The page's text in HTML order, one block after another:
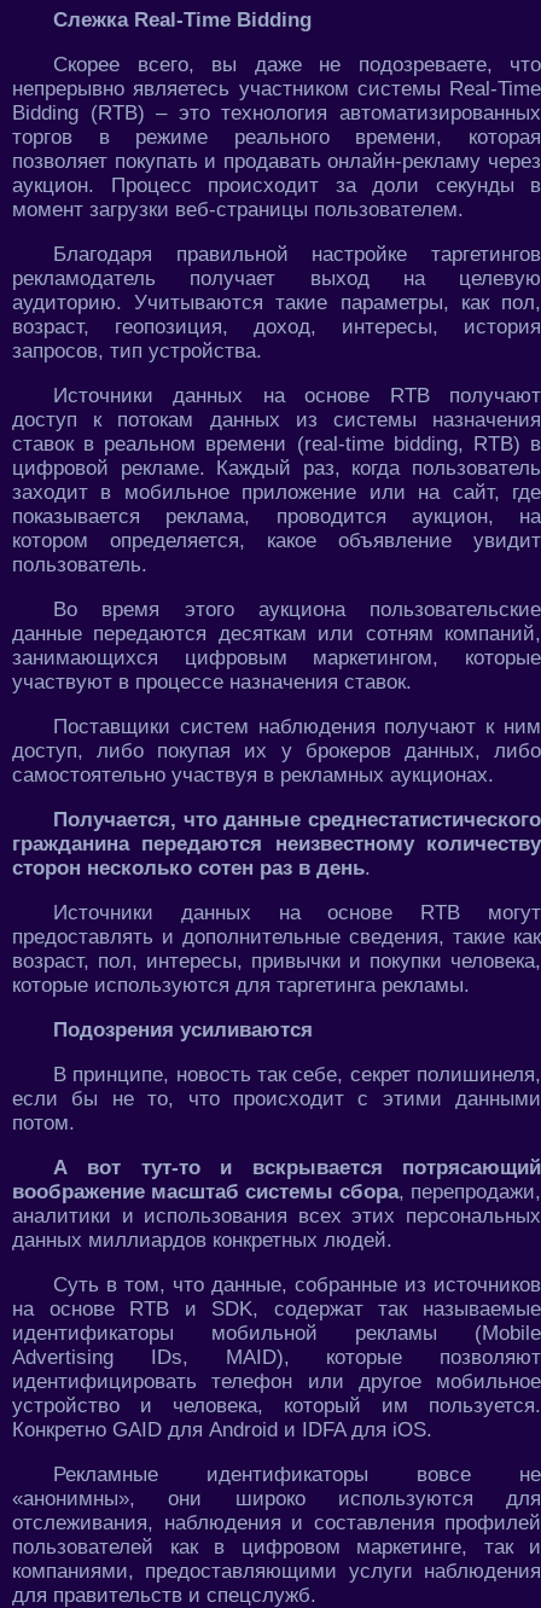
Слежка Real-Time Bidding
Скорее всего, вы даже не подозреваете, что
непрерывно являетесь участником системы Real-Time
Bidding (RTB) – это технология автоматизированных
торгов в режиме реального времени, которая
позволяет покупать и продавать онлайн-рекламу через
аукцион. Процесс происходит за доли секунды в
момент загрузки веб-страницы пользователем.
Благодаря правильной настройке таргетингов
рекламодатель получает выход на целевую
аудиторию. Учитываются такие параметры, как пол,
возраст, геопозиция, доход, интересы, история
запросов, тип устройства.
Источники данных на основе RTB получают
доступ к потокам данных из системы назначения
ставок в реальном времени (real-time bidding, RTB) в
цифровой рекламе. Каждый раз, когда пользователь
заходит в мобильное приложение или на сайт, где
показывается реклама, проводится аукцион, на
котором определяется, какое объявление увидит
пользователь.
Во время этого аукциона пользовательские
данные передаются десяткам или сотням компаний,
занимающихся цифровым маркетингом, которые
участвуют в процессе назначения ставок.
Поставщики систем наблюдения получают к ним
доступ, либо покупая их у брокеров данных, либо
самостоятельно участвуя в рекламных аукционах.
Получается, что данные среднестатистического
гражданина передаются неизвестному количеству
сторон несколько сотен раз в день.
Источники данных на основе RTB могут
предоставлять и дополнительные сведения, такие как
возраст, пол, интересы, привычки и покупки человека,
которые используются для таргетинга рекламы.
Подозрения усиливаются
В принципе, новость так себе, секрет полишинеля,
если бы не то, что происходит с этими данными
потом.
А вот тут-то и вскрывается потрясающий
воображение масштаб системы сбора, перепродажи,
аналитики и использования всех этих персональных
данных миллиардов конкретных людей.
Суть в том, что данные, собранные из источников
на основе RTB и SDK, содержат так называемые
идентификаторы мобильной рекламы (Mobile
Advertising IDs, MAID), которые позволяют
идентифицировать телефон или другое мобильное
устройство и человека, который им пользуется.
Конкретно GAID для Android и IDFA для iOS.
Рекламные идентификаторы вовсе не
«анонимны», они широко используются для
отслеживания, наблюдения и составления профилей
пользователей как в цифровом маркетинге, так и
компаниями, предоставляющими услуги наблюдения
для правительств и спецслужб.